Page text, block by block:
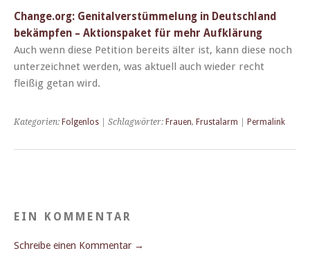
Change.org: Gen­i­talver­stüm­melung in Deutsch­land
bekämpfen – Aktion­spaket für mehr Aufklärung
Auch wenn diese Peti­tion bere­its älter ist, kann diese noch
unterze­ich­net wer­den, was aktuell auch wieder recht
fleißig getan wird.
Kategorien: Folgenlos | Schlagwörter: Frauen, Frustalarm Permalink
EIN KOMMENTAR
Schreibe einen Kommentar →